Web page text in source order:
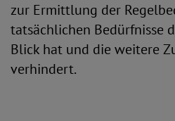
zur Ermittlung der
tatsächlichen Bedürfnisse
Blick hat und die weitere
verhindert.